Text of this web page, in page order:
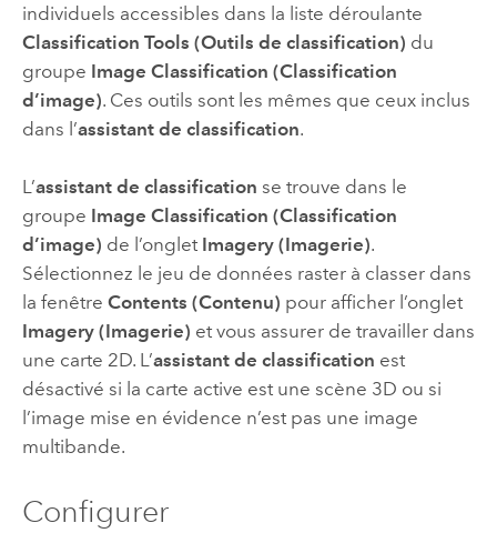
individuels accessibles dans la liste déroulante
Classification Tools (Outils de classification) du
groupe Image Classification (Classification
d’image). Ces outils sont les mêmes que ceux inclus
dans l’assistant de classification.
L’assistant de classification se trouve dans le
groupe Image Classification (Classification
d’image) de l’onglet Imagery (Imagerie).
Sélectionnez le jeu de données raster à classer dans
la fenêtre Contents (Contenu) pour afficher l’onglet
Imagery (Imagerie) et vous assurer de travailler dans
une carte 2D. L’assistant de classification est
désactivé si la carte active est une scène 3D ou si
l’image mise en évidence n’est pas une image
multibande.
Configurer